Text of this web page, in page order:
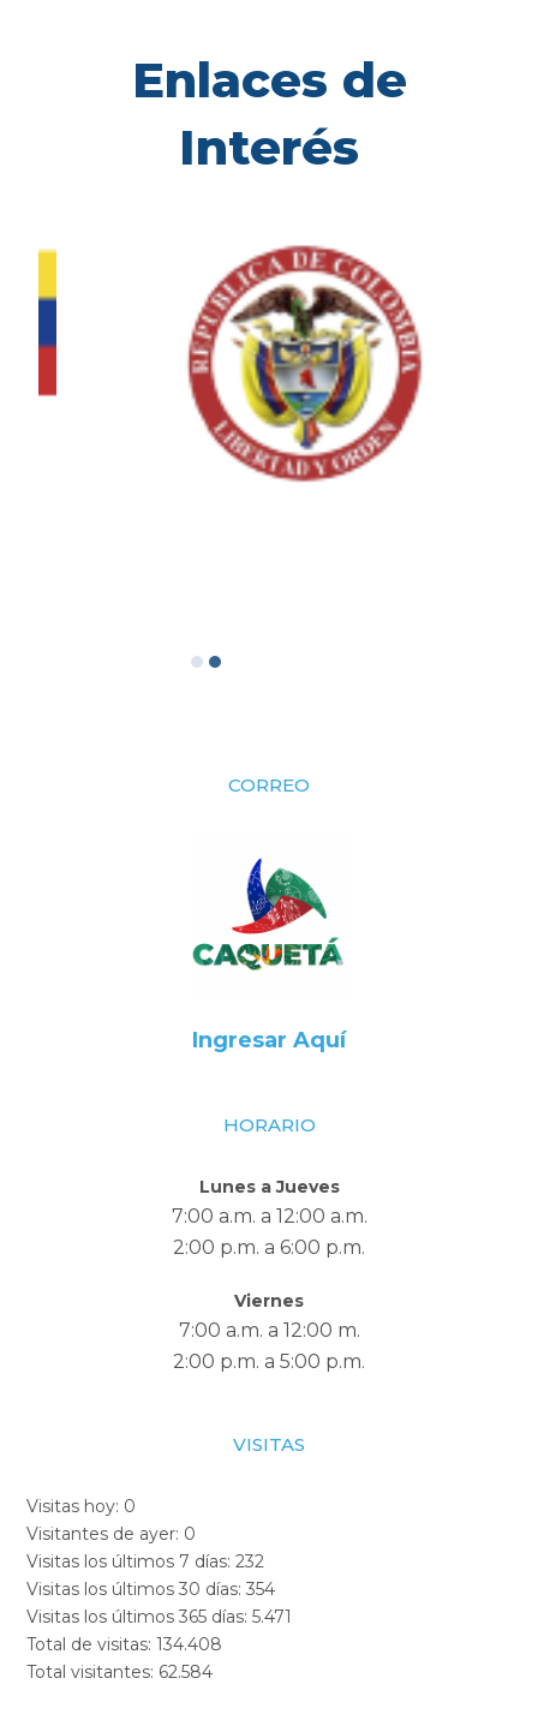
Enlaces de
Interés
CORREO
Ingresar Aquí
HORARIO
Lunes a Jueves
7:00 a.m. a 12:00 a.m.
2:00 p.m. a 6:00 p.m.
Viernes
7:00 a.m. a 12:00 m.
2:00 p.m. a 5:00 p.m.
VISITAS
Visitas hoy: 0
Visitantes de ayer: 0
Visitas los últimos 7 días:232
Visitas los últimos 30 días:354
Visitas los últimos 365 días:5.471
Total de visitas:134.408
Total visitantes: 62.584